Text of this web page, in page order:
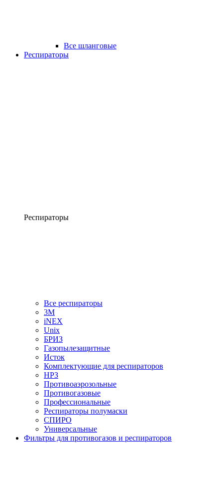
Все шланговые
Респираторы
Респираторы
Все респираторы
3М
iNEX
Unix
БРИЗ
Газопылезащитные
Исток
Комплектующие для респираторов
НРЗ
Противоаэрозольные
Противогазовые
Профессиональные
Респираторы полумаски
СПИРО
Универсальные
Фильтры для противогазов и респираторов